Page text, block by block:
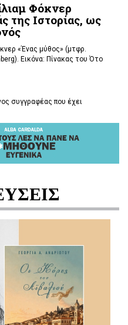
Φόκνερ
της Ιστορίας, ως
«Ένας μύθος» (μτφρ.
Εικόνα: Πίνακας του Ότο
συγγραφέας που έχει